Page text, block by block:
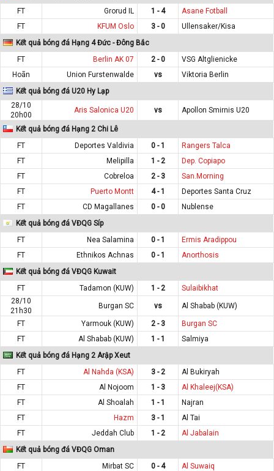
FT
Grorud IL 1 - 4
Asane Fotball
FT
KFUM Oslo 3 - 0
Ullensaker/Kisa
Kết quả bóng đá Hạng 4 Đức - Đông Bắc
FT
Berlin AK 07 2 - 0
VSG Altglienicke
Hoãn
Union Furstenwalde vs
Viktoria Berlin
Kết quả bóng đá U20 Hy Lạp
28/10
20h00
Aris Salonica U20 vs Apollon Smirnis U20
Kết quả bóng đá Hạng 2 Chi Lê
FT
Deportes Valdivia 0 - 1
Rangers Talca
FT
Melipilla 1 - 2
Dep. Copiapo
FT
Cobreloa 2 - 3
San.Morning
FT
Puerto Montt 4 - 1
Deportes Santa Cruz
FT
CD Magallanes 0 - 0
Nublense
Kết quả bóng đá VĐQG Síp
FT
Nea Salamina 0 - 1
Ermis Aradippou
FT
Ethnikos Achnas 0 - 1
Anorthosis
Kết quả bóng đá VĐQG Kuwait
FT
Tadamon (KUW) 1 - 2
Sulaibikhat
28/10
21h30
Burgan SC vs Al Shabab (KUW)
FT Yarmouk (KUW) 2 - 3
Burgan SC
FT
Al Shabab (KUW) 1 - 1
Salmiya
Kết quả bóng đá Hạng 2 Arập Xeut
FT
Al Nahda (KSA) 3 - 2
Al Bukiryah
FT
Al Nojoom 1 - 3
Al Khaleej(KSA)
FT
Al Shoalah 1 - 1
Najran
FT
Hazm 3 - 1
Al Tai
FT
Jeddah Club 1 - 2
Al Jabalain
Kết quả bóng đá VĐQG Oman
FT
Mirbat SC 0 - 4
Al Suwaiq